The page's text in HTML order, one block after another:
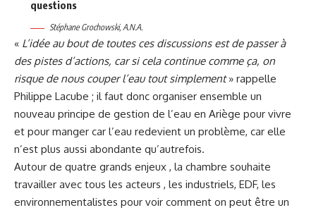
questions
Stéphane Grochowski, A.N.A.
« L’idée au bout de toutes ces discussions est de passer à
des pistes d’actions, car si cela continue comme ça, on
risque de nous couper l’eau tout simplement» rappelle
Philippe Lacube ; il faut donc organiser ensemble un
nouveau principe de gestion de l’eau en Ariège pour vivre
et pour manger car l’eau redevient un problème, car elle
n’est plus aussi abondante qu’autrefois.
Autour de quatre grands enjeux , la chambre souhaite
travailler avec tous les acteurs , les industriels, EDF, les
environnementalistes pour voir comment on peut être un